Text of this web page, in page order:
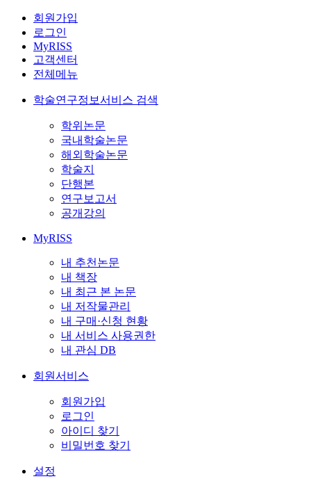
회원가입
로그인
MyRISS
고객센터
전체메뉴
학술연구정보서비스 검색
학위논문
국내학술논문
해외학술논문
학술지
단행본
연구보고서
공개강의
MyRISS
내 추천논문
내 책장
내 최근 본 논문
내 저작물관리
내 구매·신청 현황
내 서비스 사용권한
내 관심 DB
회원서비스
회원가입
로그인
아이디 찾기
비밀번호 찾기
설정